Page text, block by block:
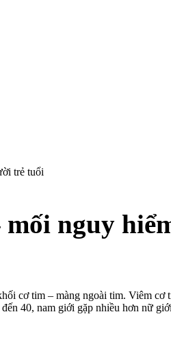
trẻ tuổi
nguy
cơ tim – màng ngoài tim. Viêm
40, nam giới gặp nhiều hơn nữ